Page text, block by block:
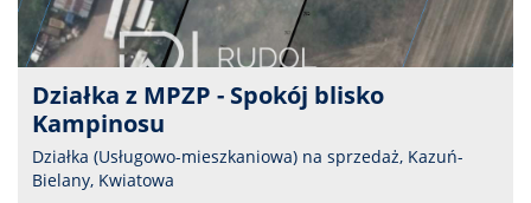
Działka z MPZP - Spokój blisko
Kampinosu
Działka (Usługowo-mieszkaniowa) na sprzedaż, Kazuń-
Bielany, Kwiatowa